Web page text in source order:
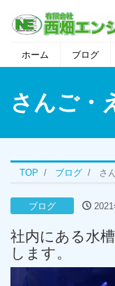
ホーム ブログ
さんご・
TOP ブログ さ
ブログ
社内にある水
します。